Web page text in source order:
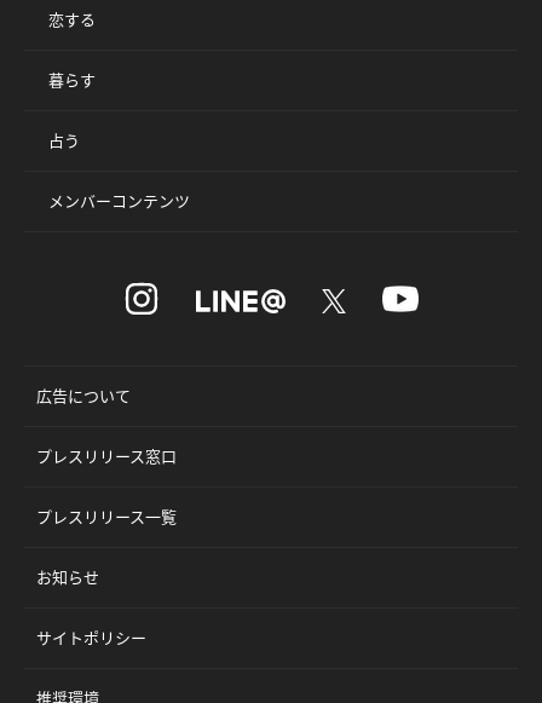
恋する
暮らす
占う
メンバーコンテンツ
広告について
プレスリリース窓口
プレスリリース一覧
お知らせ
サイトポリシー
推奨環境